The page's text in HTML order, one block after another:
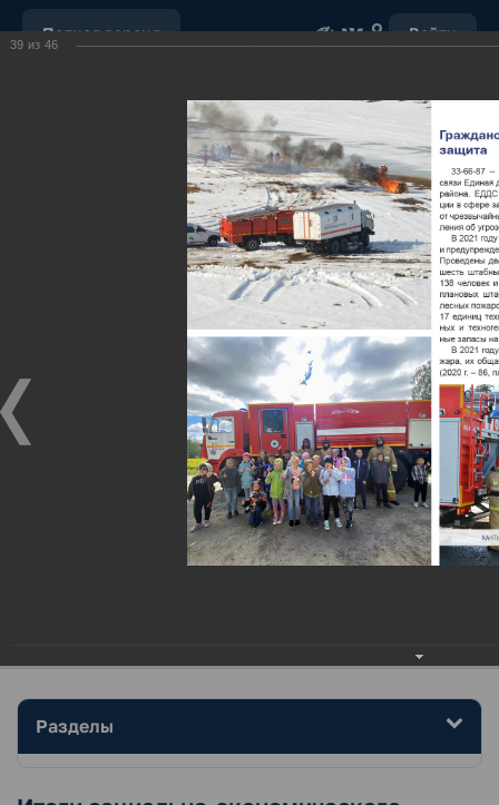
Полная версия Войти
ПОРУЧЕНИЯ ГУБЕРНАТОРА ХМАО-ЮГРЫ ОТКРЫТЫЕ ДАННЫЕ
МУНИЦИПАЛЬНЫЕ ЗАКУПКИ ПОЧТА ВИДЕО
Ханты-Мансийский район,
официальный сайт
администрации
Разделы
39 из 46